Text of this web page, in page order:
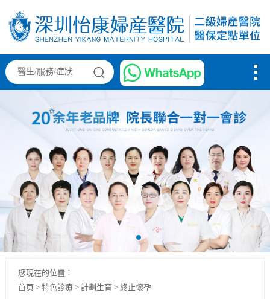
您現在的位置：
首页 > 特色診療> 計劃生育> 終止懷孕